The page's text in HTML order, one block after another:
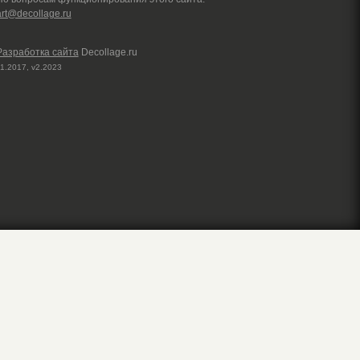
сайтаDecollage.ru
v2.2023